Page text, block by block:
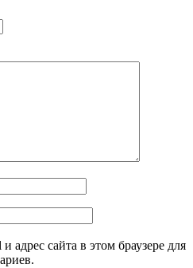
адрес сайта в этом браузере для